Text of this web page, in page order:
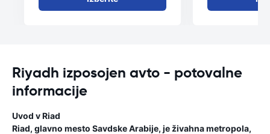
Riyadh izposojen avto - potovalne
informacije
Uvod v Riad
Riad, glavno mesto Savdske Arabije, je živahna metropola,